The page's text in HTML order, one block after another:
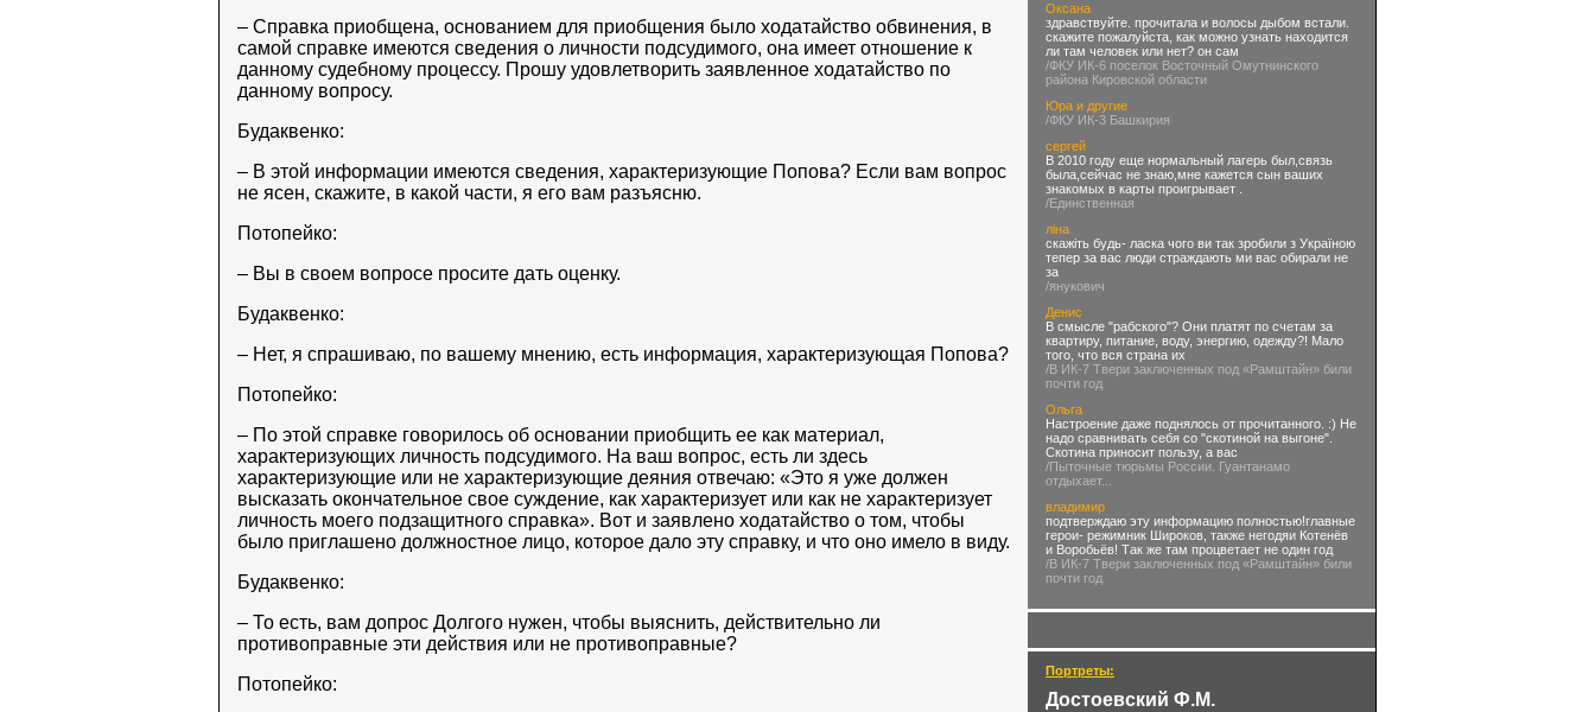
– Справка приобщена, основанием для приобщения было ходатайство обвинения, в
самой справке имеются сведения о личности подсудимого, она имеет отношение к
данному судебному процессу. Прошу удовлетворить заявленное ходатайство по
данному вопросу.
Будаквенко:
– В этой информации имеются сведения, характеризующие Попова? Если вам вопрос
не ясен, скажите, в какой части, я его вам разъясню.
Потопейко:
– Вы в своем вопросе просите дать оценку.
Будаквенко:
– Нет, я спрашиваю, по вашему мнению, есть информация, характеризующая Попова?
Потопейко:
– По этой справке говорилось об основании приобщить ее как материал,
характеризующих личность подсудимого. На ваш вопрос, есть ли здесь
характеризующие или не характеризующие деяния отвечаю: «Это я уже должен
высказать окончательное свое суждение, как характеризует или как не характеризует
личность моего подзащитного справка». Вот и заявлено ходатайство о том, чтобы
было приглашено должностное лицо, которое дало эту справку, и что оно имело в виду.
Будаквенко:
– То есть, вам допрос Долгого нужен, чтобы выяснить, действительно ли
противоправные эти действия или не противоправные?
Потопейко:
Оксана
здравствуйте. прочитала и волосы дыбом встали.
скажите пожалуйста, как можно узнать находится
ли там человек или нет? он сам
/ФКУ ИК-6 поселок Восточный Омутнинского
района Кировской области
Юра и другие
/ФКУ ИК-3 Башкирия
сергей
В 2010 году еще нормальный лагерь был,связь
была,сейчас не знаю,мне кажется сын ваших
знакомых в карты проигрывает .
/Единственная
ліна
скажіть будь- ласка чого ви так зробили з Україною
тепер за вас люди страждають ми вас обирали не
за
/янукович
Денис
В смысле "рабского"? Они платят по счетам за
квартиру, питание, воду, энергию, одежду?! Мало
того, что вся страна их
/В ИК-7 Твери заключенных под «Рамштайн» били
почти год
Ольга
Настроение даже поднялось от прочитанного. :) Не
надо сравнивать себя со "скотиной на выгоне".
Скотина приносит пользу, а вас
/Пыточные тюрьмы России. Гуантанамо
отдыхает...
владимир
подтверждаю эту информацию полностью!главные
герои- режимник Широков, также негодяи Котенёв
и Воробьёв! Так же там процветает не один год
/В ИК-7 Твери заключенных под «Рамштайн» били
почти год
Портреты:
Достоевский Ф.М.